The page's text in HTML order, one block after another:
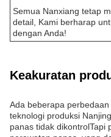
Semua Nanxiang tetap
detail, Kami berharap
dengan Anda!
Keakuratan
Ada beberapa
teknologi produksi
panas tidak dikontrolTapi